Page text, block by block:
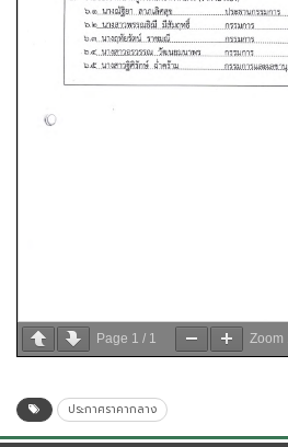
Page 1 / 1 Zoom
ประกาศราคากลาง